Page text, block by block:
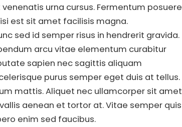
urna cursus. Fermentum posuere
est sit amet facilisis magna.
sed id semper risus in hendrerit gravida.
arcu vitae elementum curabitur
sapien nec sagittis aliquam
purus semper eget duis at tellus.
mattis. Aliquet nec ullamcorper sit amet
aenean et tortor at. Vitae semper quis
enim sed faucibus.